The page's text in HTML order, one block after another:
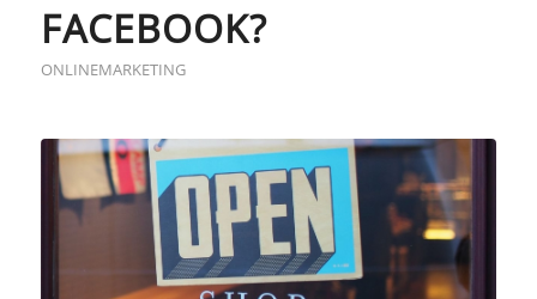
FACEBOOK?
ONLINEMARKETING